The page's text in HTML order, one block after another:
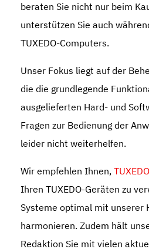
beraten Sie nicht nur beim
unterstützen Sie auch
TUXEDO-Computers.
Unser Fokus liegt auf der
die die grundlegende
ausgelieferten Hard- und
Fragen zur Bedienung der
leider nicht weiterhelfen.
Wir empfehlen Ihnen,
Ihren TUXEDO-Geräten zu
Systeme optimal mit unserer
harmonieren. Zudem hält
Redaktion Sie mit vielen